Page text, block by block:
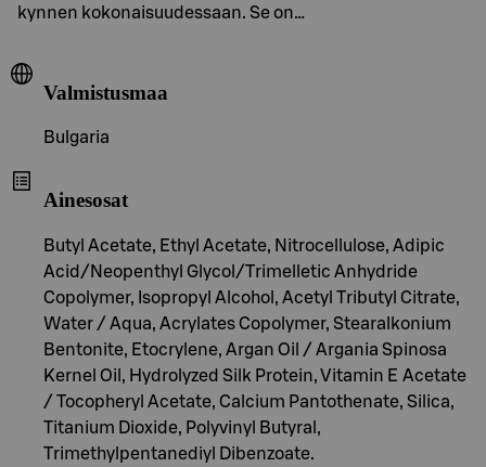
kynnen kokonaisuudessaan. Se on…
Valmistusmaa
Bulgaria
Ainesosat
Butyl Acetate, Ethyl Acetate, Nitrocellulose, Adipic
Acid/Neopenthyl Glycol/Trimelletic Anhydride
Copolymer, Isopropyl Alcohol, Acetyl Tributyl Citrate,
Water / Aqua, Acrylates Copolymer, Stearalkonium
Bentonite, Etocrylene, Argan Oil / Argania Spinosa
Kernel Oil, Hydrolyzed Silk Protein, Vitamin E Acetate
/ Tocopheryl Acetate, Calcium Pantothenate, Silica,
Titanium Dioxide, Polyvinyl Butyral,
Trimethylpentanediyl Dibenzoate.